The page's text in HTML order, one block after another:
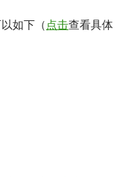
如下（ 点击查看具体